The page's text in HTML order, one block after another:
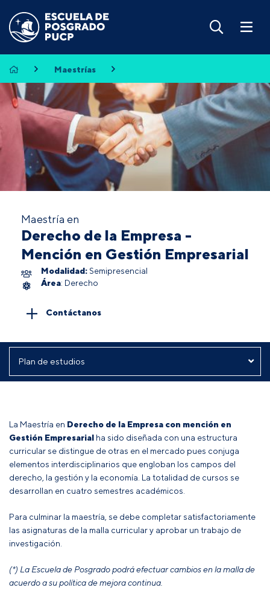
Maestrías
Maestría en
Derecho de la Empresa -
Mención en Gestión Empresarial
Modalidad: Semipresencial
Área: Derecho
Contáctanos
La Maestría en Derecho de la Empresa con mención en
Gestión Empresarial ha sido diseñada con una estructura
curricular se distingue de otras en el mercado pues conjuga
elementos interdisciplinarios que engloban los campos del
derecho, la gestión y la economía. La totalidad de cursos se
desarrollan en cuatro semestres académicos.
Para culminar la maestría, se debe completar satisfactoriamente
las asignaturas de la malla curricular y aprobar un trabajo de
investigación.
(*) La Escuela de Posgrado podrá efectuar cambios en la malla de
acuerdo a su política de mejora continua.